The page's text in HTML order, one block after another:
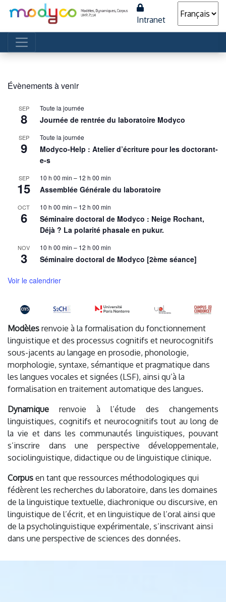
Intranet
Navigation principale
Évènements à venir
SEP
8
Toute la journée
Journée de rentrée du laboratoire Modyco
SEP
9
Toute la journée
Modyco-Help : Atelier d’écriture pour les doctorant-
e-s
SEP
15
10 h 00 min – 12 h 00 min
Assemblée Générale du laboratoire
OCT
6
10 h 00 min – 12 h 00 min
Séminaire doctoral de Modyco : Neige Rochant,
Déjà ? La polarité phasale en pukur.
NOV
3
10 h 00 min – 12 h 00 min
Séminaire doctoral de Modyco [2ème séance]
Voir le calendrier
Modèles renvoie à la formalisation du fonctionnement
linguistique et des processus cognitifs et neurocognitifs
sous-jacents au langage en prosodie, phonologie,
morphologie, syntaxe, sémantique et pragmatique dans
les langues vocales et signées (LSF), ainsi qu’à la
formalisation en traitement automatique des langues.
Dynamique renvoie à l’étude des changements
linguistiques, cognitifs et neurocognitifs tout au long de
la vie et dans les communautés linguistiques, pouvant
s’inscrire dans une perspective développementale,
sociolinguistique, didactique ou de linguistique clinique.
Corpus en tant que ressources méthodologiques qui
fédèrent les recherches du laboratoire, dans les domaines
de la linguistique textuelle, diachronique ou discursive, en
linguistique de l’écrit, et en linguistique de l’oral ainsi que
de la psycholinguistique expérimentale, s’inscrivant ainsi
dans une perspective de sciences des données.